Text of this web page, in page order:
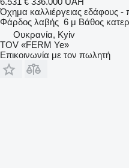
Όχημα καλλιέργειας εδάφους -
Φάρδος λαβής 6 μ Βάθος
Ουκρανία, Kyiv
TOV «FERM Ye»
Επικοινωνία με τον πωλητή